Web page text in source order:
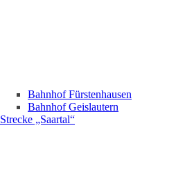
Bahnhof Fürstenhausen
Bahnhof Geislautern
Strecke „Saartal“